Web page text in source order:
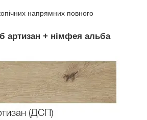
напрямних повного
артизан + німфея альба